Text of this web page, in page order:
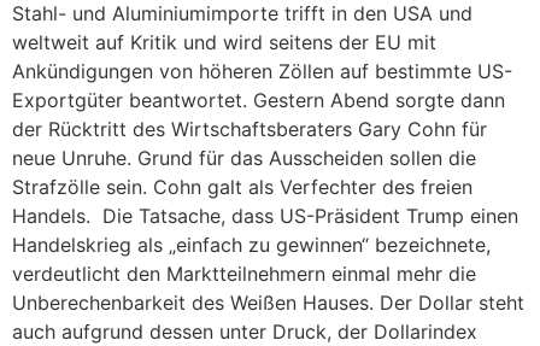
Stahl- und Aluminiumimporte trifft in den USA und
weltweit auf Kritik und wird seitens der EU mit
Ankündigungen von höheren Zöllen auf bestimmte US-
Exportgüter beantwortet. Gestern Abend sorgte dann
der Rücktritt des Wirtschaftsberaters Gary Cohn für
neue Unruhe. Grund für das Ausscheiden sollen die
Strafzölle sein. Cohn galt als Verfechter des freien
Handels. Die Tatsache, dass US-Präsident Trump einen
Handelskrieg als „einfach zu gewinnen“ bezeichnete,
verdeutlicht den Marktteilnehmern einmal mehr die
Unberechenbarkeit des Weißen Hauses. Der Dollar steht
auch aufgrund dessen unter Druck, der Dollarindex